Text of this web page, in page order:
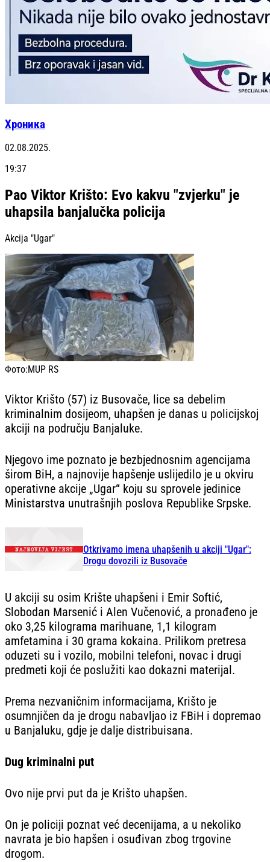
Хроника
02.08.2025.
19:37
Pao Viktor Krišto: Evo kakvu "zvjerku" je
uhapsila banjalučka policija
Akcija "Ugar"
Фото:MUP RS
Viktor Krišto (57) iz Busovače, lice sa debelim
kriminalnim dosijeom, uhapšen je danas u policijskoj
akciji na području Banjaluke.
Njegovo ime poznato je bezbjednosnim agencijama
širom BiH, a najnovije hapšenje uslijedilo je u okviru
operativne akcije „Ugar“ koju su sprovele jedinice
Ministarstva unutrašnjih poslova Republike Srpske.
Otkrivamo imena uhapšenih u akciji "Ugar":
Drogu dovozili iz Busovače
U akciji su osim Krište uhapšeni i Emir Softić,
Slobodan Marsenić i Alen Vučenović, a pronađeno je
oko 3,25 kilograma marihuane, 1,1 kilogram
amfetamina i 30 grama kokaina. Prilikom pretresa
oduzeti su i vozilo, mobilni telefoni, novac i drugi
predmeti koji će poslužiti kao dokazni materijal.
Prema nezvaničnim informacijama, Krišto je
osumnjičen da je drogu nabavljao iz FBiH i dopremao
u Banjaluku, gdje je dalje distribuisana.
Dug kriminalni put
Ovo nije prvi put da je Krišto uhapšen.
On je policiji poznat već decenijama, a u nekoliko
navrata je bio hapšen i osuđivan zbog trgovine
drogom.